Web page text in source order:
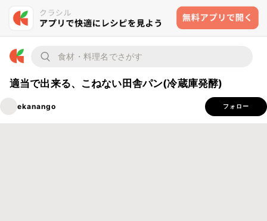
適当で出来る、こねない田舎パン(冷蔵庫発酵)
ekanango フォロー